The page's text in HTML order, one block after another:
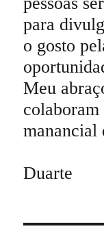
para
o gosto
Meu
colaboram
manancial
Duarte